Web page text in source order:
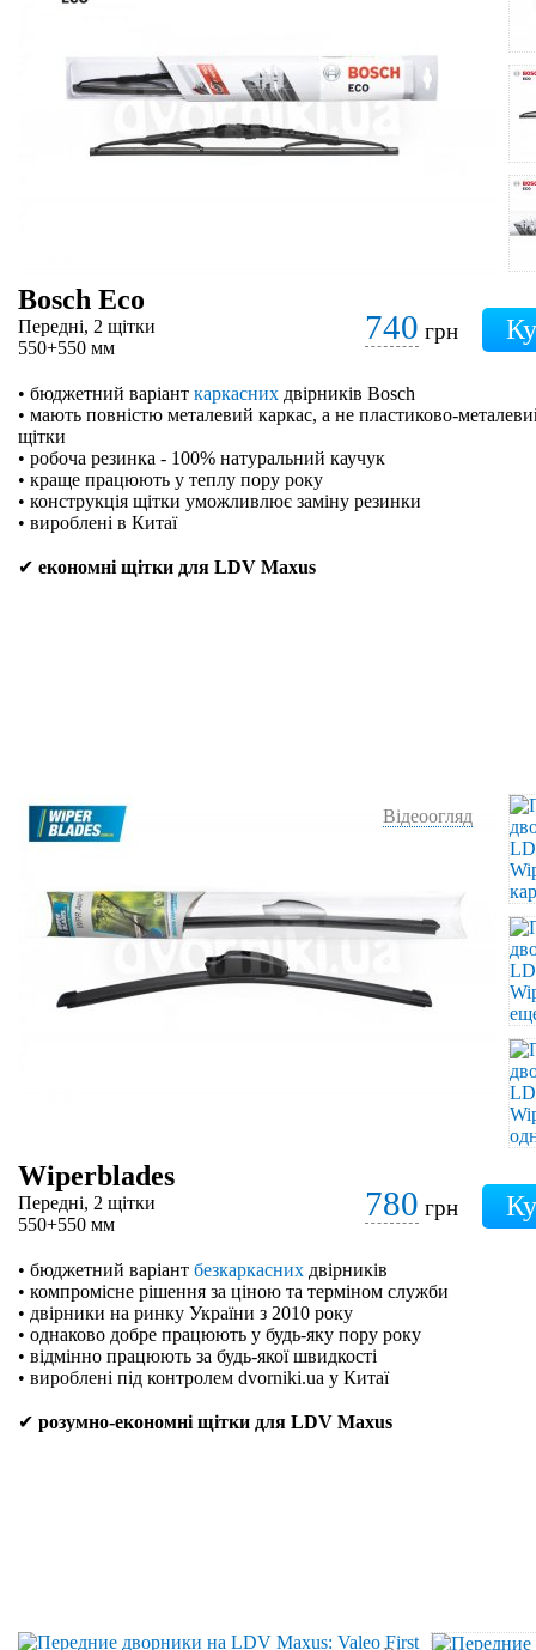
Bosch Eco
Передні, 2 щітки
550+550 мм
740 грн
• бюджетний варіант каркасних двірників Bosch
• мають повністю металевий каркас, а не пластиково-
щітки
• робоча резинка - 100% натуральний каучук
• краще працюють у теплу пору року
• конструкція щітки уможливлює заміну резинки
• вироблені в Китаї
✔ економні щітки для LDV Maxus
Відеоогляд
Wiperblades
Передні, 2 щітки
550+550 мм
780 грн
• бюджетний варіант безкаркасних двірників
• компромісне рішення за ціною та терміном служби
• двірники на ринку України з 2010 року
• однаково добре працюють у будь-яку пору року
• відмінно працюють за будь-якої швидкості
• вироблені під контролем dvorniki.ua у Китаї
✔ розумно-економні щітки для LDV Maxus